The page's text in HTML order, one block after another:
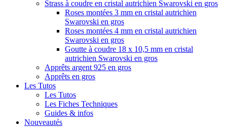
Strass à coudre en cristal autrichien Swarovski en gros
Roses montées 3 mm en cristal autrichien
Swarovski en gros
Roses montées 4 mm en cristal autrichien
Swarovski en gros
Goutte à coudre 18 x 10,5 mm en cristal
autrichien Swarovski en gros
Apprêts argent 925 en gros
Apprêts en gros
Les Tutos
Les Tutos
Les Fiches Techniques
Guides & infos
Nouveautés